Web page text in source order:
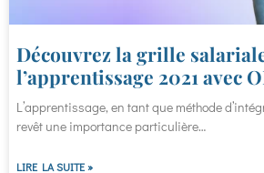
Découvrez la grille
l’apprentissage 2021 avec
L’apprentissage, en tant que méthode
revêt une importance particulière…
LIRE LA SUITE »